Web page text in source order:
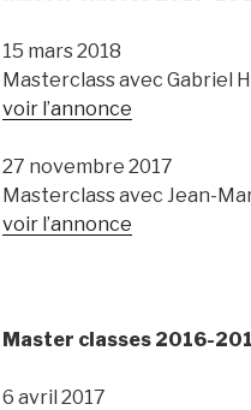
15 mars 2018
Masterclass avec Gabriel
voir l’annonce
27 novembre 2017
Masterclass avec Jean-
voir l’annonce
Master classes 2016-
6 avril 2017